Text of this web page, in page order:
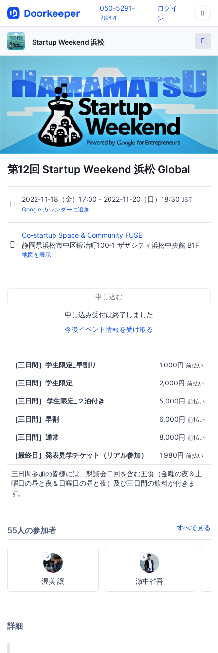
050-5291-
7844
ログイ
ン
Startup Weekend 浜松
第12回 Startup Weekend 浜松 Global
2022-11-18（金）17:00 - 2022-11-20（日）18:30 JST
Google カレンダーに追加
Co-startup Space & Community FUSE
静岡県浜松市中区鍛冶町100-1 ザザシティ浜松中央館 B1F
地図を表示
申し込む
申し込み受付は終了しました
今後イベント情報を受け取る
［三日間］学生限定_早割り 1,000円 前払い
［三日間］学生限定 2,000円 前払い
［三日間］ 学生限定_２泊付き 5,000円 前払い
［三日間］早割 6,000円 前払い
［三日間］通常 8,000円 前払い
［最終日］発表見学チケット（リアル参加） 1,980円 前払い
三日間参加の皆様には、懇談会二回を含む五食（金曜の夜＆土
曜日の昼と夜＆日曜日の昼と夜）及び三日間の飲料が付きま
す。
55人の参加者 すべて見る
渥美 譲 濵中省吾
詳細